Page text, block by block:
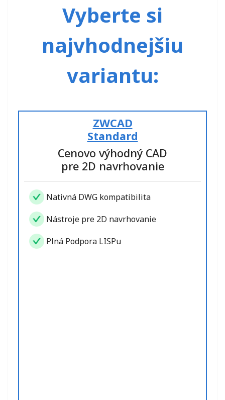
Vyberte si
najvhodnejšiu
variantu:
ZWCAD
Standard
Cenovo výhodný CAD
pre 2D navrhovanie
Nativná DWG kompatibilita
Nástroje pre 2D navrhovanie
Plná Podpora LISPu